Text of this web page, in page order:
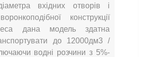
вхідних отворів і
конструкції
дана модель здатна
до 12000дм3 /
водні розчини з 5%-